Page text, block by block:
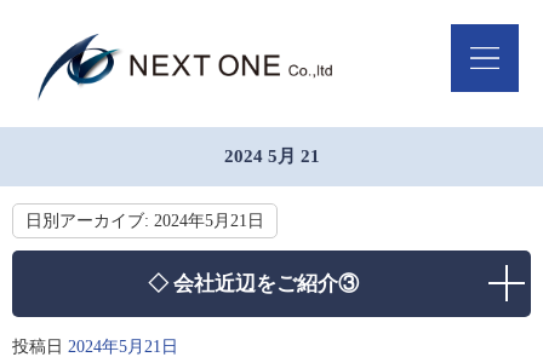
2024 5月 21
日別アーカイブ: 2024年5月21日
◇ 会社近辺をご紹介③
投稿日 2024年5月21日